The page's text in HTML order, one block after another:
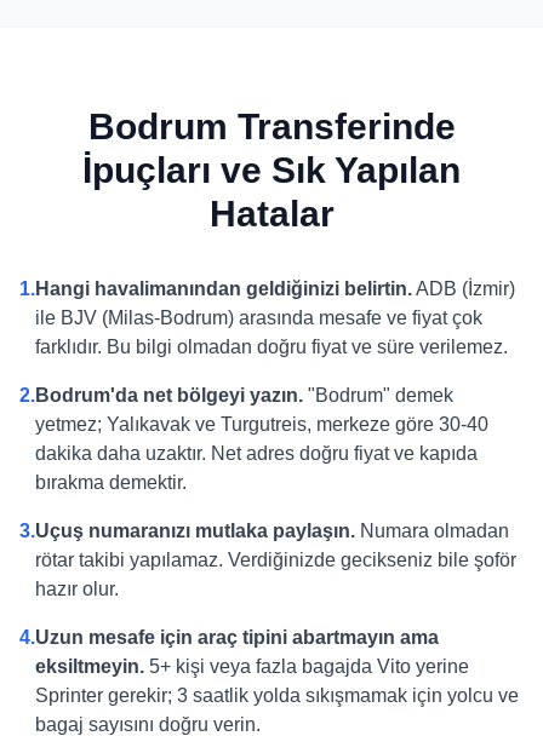
Bodrum Transferinde
İpuçları ve Sık Yapılan
Hatalar
1.Hangi havalimanından geldiğinizi belirtin.ADB (İzmir)
ile BJV (Milas-Bodrum) arasında mesafe ve fiyat çok
farklıdır. Bu bilgi olmadan doğru fiyat ve süre verilemez.
2.Bodrum'da net bölgeyi yazın. "Bodrum" demek
yetmez; Yalıkavak ve Turgutreis, merkeze göre 30-40
dakika daha uzaktır. Net adres doğru fiyat ve kapıda
bırakma demektir.
3.Uçuş numaranızı mutlaka paylaşın. Numara olmadan
rötar takibi yapılamaz. Verdiğinizde gecikseniz bile şoför
hazır olur.
4.Uzun mesafe için araç tipini abartmayın ama
eksiltmeyin. 5+ kişi veya fazla bagajda Vito yerine
Sprinter gerekir; 3 saatlik yolda sıkışmamak için yolcu ve
bagaj sayısını doğru verin.